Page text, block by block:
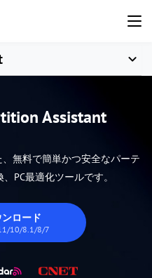
Assistant
無料で簡単かつ安全なパーテ
PC最適化ツールです。
ロード
10/8.1/8/7